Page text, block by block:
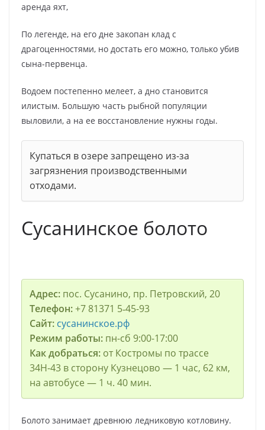
аренда яхт,
По легенде, на его дне закопан клад с
драгоценностями, но достать его можно, только убив
сына-первенца.
Водоем постепенно мелеет, а дно становится
илистым. Большую часть рыбной популяции
выловили, а на ее восстановление нужны годы.
Купаться в озере запрещено из-за
загрязнения производственными
отходами.
Сусанинское болото
Адрес:пос. Сусанино, пр. Петровский, 20
Телефон:+7 81371 5‑45-93
Сайт: сусанинское.рф
Режим работы:пн-сб 9:00-17:00
Как добраться:от Костромы по трассе
34Н-43 в сторону Кузнецово — 1 час, 62 км,
на автобусе — 1 ч. 40 мин.
Болото занимает древнюю ледниковую котловину.